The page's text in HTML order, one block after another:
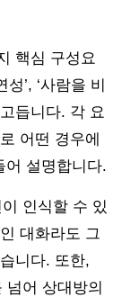
핵심 구성요
’, ‘사람을 비
듭니다. 각 요
어떤 경우에
어 설명합니다.
인식할 수 있
대화라도 그
니다. 또한,
넘어 상대방의